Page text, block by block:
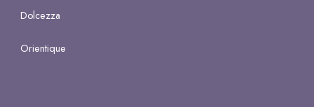
Dolcezza
Orientique